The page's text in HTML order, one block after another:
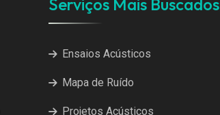
Ensaios Acústicos
Mapa de Ruído
Projetos Acústicos